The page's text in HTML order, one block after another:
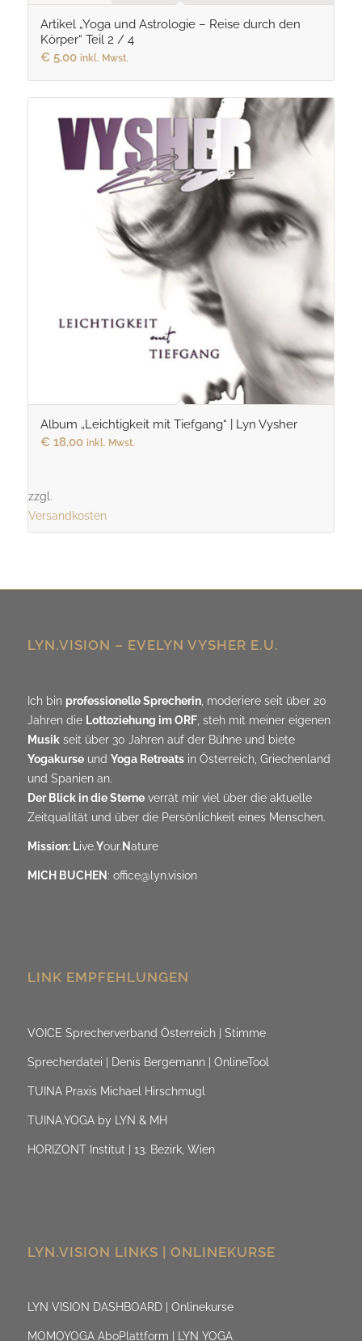
Artikel „Yoga und Astrologie – Reise durch den
Körper“ Teil 2 / 4
€ 5,00 inkl. Mwst.
Album „Leichtigkeit mit Tiefgang“ | Lyn Vysher
€ 18,00 inkl. Mwst.
zzgl.
Versandkosten
LYN.VISION – EVELYN VYSHER E.U.
Ich bin professionelle Sprecherin, moderiere seit über 20
Jahren die Lottoziehung im ORF, steh mit meiner eigenen
Musikseit über 30 Jahren auf der Bühne und biete
Yogakurseund Yoga Retreatsin Österreich, Griechenland
und Spanien an.
Der Blick in die Sterneverrät mir viel über die aktuelle
Zeitqualität und über die Persönlichkeit eines Menschen.
Mission: Live.Your. Nature
MICH BUCHEN: office@lyn.vision
LINK EMPFEHLUNGEN
VOICE Sprecherverband Österreich | Stimme
Sprecherdatei | Denis Bergemann | OnlineTool
TUINA Praxis Michael Hirschmugl
TUINA.YOGA by LYN & MH
HORIZONT Institut | 13. Bezirk, Wien
LYN.VISION LINKS | ONLINEKURSE
LYN VISION DASHBOARD | Onlinekurse
MOMOYOGA AboPlattform | LYN YOGA